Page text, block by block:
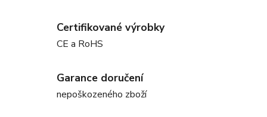
Certifikované výrobky
CE a RoHS
Garance doručení
nepoškozeného zboží